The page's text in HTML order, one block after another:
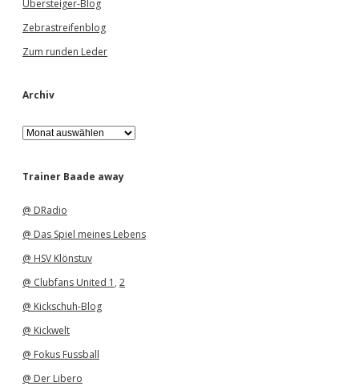
Übersteiger-Blog
Zebrastreifenblog
Zum runden Leder
Archiv
A
r
h
Trainer Baade away
@ DRadio
@ Das Spiel meines Lebens
@ HSV Klönstuv
@ Clubfans United 1 , 2
@ Kickschuh-Blog
@ Kickwelt
@ Fokus Fussball
@ Der Libero